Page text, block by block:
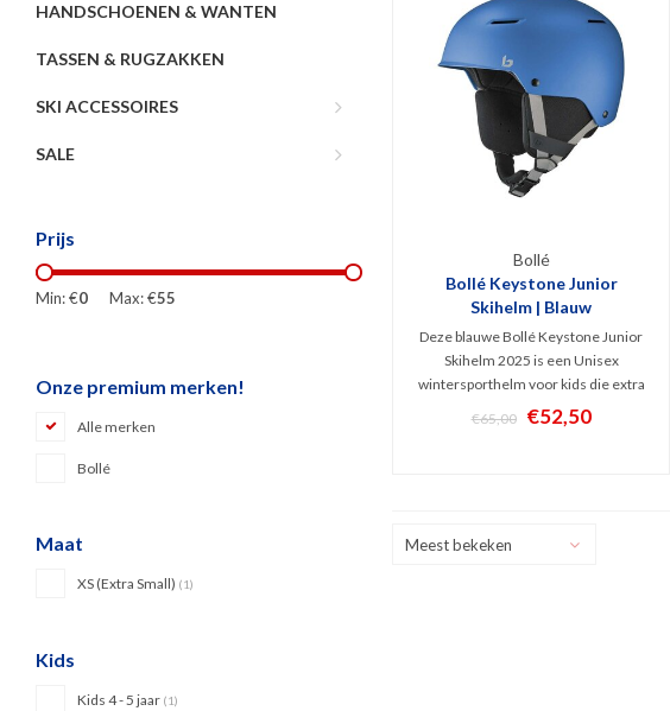
HANDSCHOENEN & WANTEN
TASSEN & RUGZAKKEN
SKI ACCESSOIRES
SALE
Prijs
Min: €0 Max: €55
Onze premium merken!
Alle merken
Bollé
Maat
XS (Extra Small) (1)
Kids
Kids 4 - 5 jaar (1)
Bollé
Bollé Keystone Junior
Skihelm | Blauw
Deze blauwe Bollé Keystone Junior
Skihelm 2025 is een Unisex
wintersporthelm voor kids die extra
bescherming zoeken. Mede dankzij
het Avid Progressive EPS schuim is
€65,00 €52,50
Meest bekeken